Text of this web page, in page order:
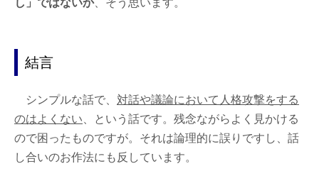
結言
シンプルな話で、 対話や議論において人格攻撃をする
のはよくない、という話です。残念ながらよく見かける
ので困ったものですが。それは論理的に誤りですし、話
し合いのお作法にも反しています。